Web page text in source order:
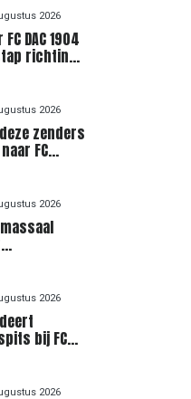
2026
DAC 1904
richting
2026
zenders
FC
2026
FC
2026
bij FC
2026